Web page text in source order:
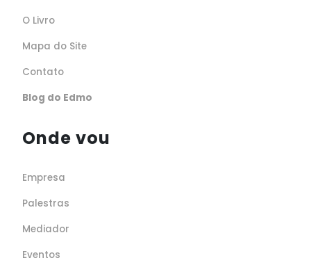
O Livro
Mapa do Site
Contato
Blog do Edmo
Onde vou
Empresa
Palestras
Mediador
Eventos